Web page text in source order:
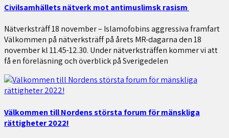
Civilsamhällets nätverk mot antimuslimsk rasism
Nätverksträff 18 november – Islamofobins aggressiva framfart
Välkommen på nätverksträff på årets MR-dagarna den 18
november kl 11.45-12.30. Under nätverksträffen kommer vi att
få en föreläsning och överblick på Sverigedelen
Välkommen till Nordens största forum för mänskliga
rättigheter 2022!